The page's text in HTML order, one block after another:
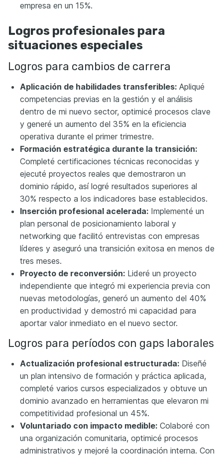
empresa en un 15%.
Logros profesionales para
situaciones especiales
Logros para cambios de carrera
Aplicación de habilidades transferibles: Apliqué
competencias previas en la gestión y el análisis
dentro de mi nuevo sector, optimicé procesos clave
y generé un aumento del 35% en la eficiencia
operativa durante el primer trimestre.
Formación estratégica durante la transición:
Completé certificaciones técnicas reconocidas y
ejecuté proyectos reales que demostraron un
dominio rápido, así logré resultados superiores al
30% respecto a los indicadores base establecidos.
Inserción profesional acelerada: Implementé un
plan personal de posicionamiento laboral y
networking que facilitó entrevistas con empresas
líderes y aseguró una transición exitosa en menos de
tres meses.
Proyecto de reconversión: Lideré un proyecto
independiente que integró mi experiencia previa con
nuevas metodologías, generó un aumento del 40%
en productividad y demostró mi capacidad para
aportar valor inmediato en el nuevo sector.
Logros para períodos con gaps laborales
Actualización profesional estructurada: Diseñé
un plan intensivo de formación y práctica aplicada,
completé varios cursos especializados y obtuve un
dominio avanzado en herramientas que elevaron mi
competitividad profesional un 45%.
Voluntariado con impacto medible: Colaboré con
una organización comunitaria, optimicé procesos
administrativos y mejoré la coordinación interna. Con